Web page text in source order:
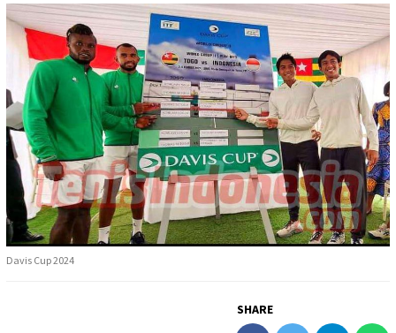
Davis Cup 2024
SHARE